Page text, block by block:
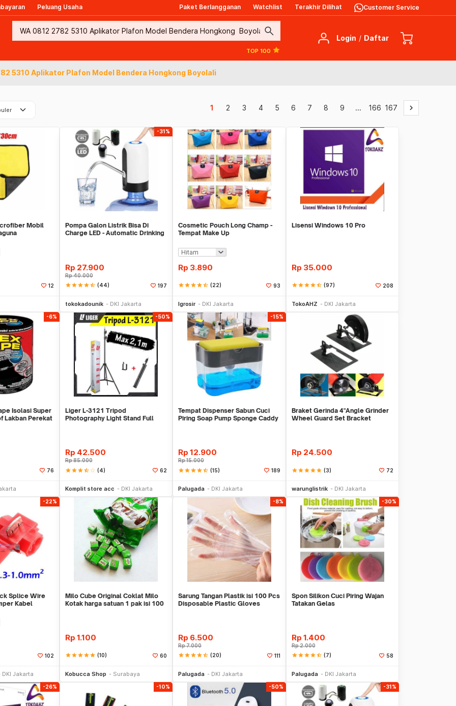
Peluang Usaha Paket Berlangganan Watchlist Terakhir Dilihat Customer Service
search
TOP 100
Login / Daftar
5310 Aplikator Plafon Model Bendera Hongkong Boyolali
keyboard_arrow_down 1 2 3 4 5 6 7 8 9 ... 166 167 keyboard_arrow_right
Mobil
12
-31%
Pompa Galon Listrik Bisa Di
Charge LED - Automatic Drinking
Rp 27.900
Rp40.000
starstarstarstarstar_half (44) 197
tokokadounik DKI Jakarta
Cosmetic Pouch Long Champ -
Tempat Make Up
Rp 3.890
starstarstarstarstar_half (22) 93
Igrosir DKI Jakarta
Lisensi Windows 10 Pro
Rp 35.000
starstarstarstarstar_half (97) 208
TokoAHZ DKI Jakarta
-6%
Isolasi Super
Lakban Perekat
76
-50%
Liger L-3121 Tripod
Photography Light Stand Full
Rp 42.500
Rp85.000
starstarstarstar_halfstar_border (4) 62
Komplit store acc DKI Jakarta
-15%
Tempat Dispenser Sabun Cuci
Piring Soap Pump Sponge Caddy
Rp 12.900
Rp15.000
starstarstarstarstar_half (15) 189
Palugada DKI Jakarta
Braket Gerinda 4"Angle Grinder
Wheel Guard Set Bracket
Rp 24.500
starstarstarstarstar (3) 72
warunglistrik DKI Jakarta
-22%
Splice Wire
Kabel
102
DKI Jakarta
Milo Cube Original Coklat Milo
Kotak harga satuan 1 pak isi 100
Rp 1.100
starstarstarstarstar (10) 60
Kobucca Shop Surabaya
-8%
Sarung Tangan Plastik isi 100 Pcs
Disposable Plastic Gloves
Rp 6.500
Rp7.000
starstarstarstarstar_half (20) 111
Palugada DKI Jakarta
-30%
Spon Silikon Cuci Piring Wajan
Tatakan Gelas
Rp 1.400
Rp2.000
starstarstarstarstar_half (7) 58
Palugada DKI Jakarta
-26% -10% -50% -31%